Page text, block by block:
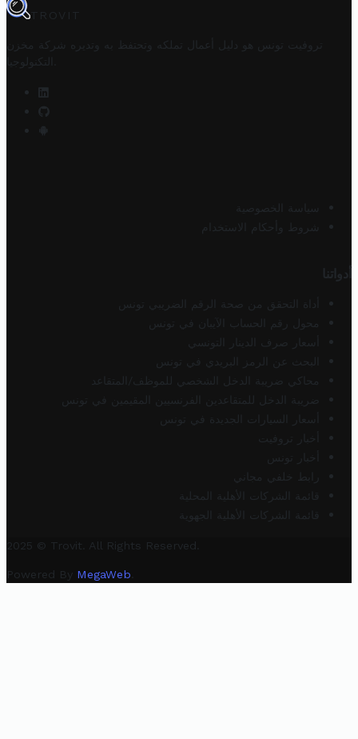
TROVIT
تروفيت تونس هو دليل أعمال تملكه وتحتفظ به وتديره
شركة مخزن
التكنولوجيا
سياسة الخصوصية
شروط وأحكام الاستخدام
أدواتنا
أداة التحقق من صحة الرقم الضريبي تونس
محول رقم الحساب الآيبان في تونس
أسعار صرف الدينار التونسي
البحث عن الرمز البريدي في تونس
محاكي ضريبة الدخل الشخصي للموظف/المتقاعد
ضريبة الدخل للمتقاعدين الفرنسيين المقيمين في تونس
أسعار السيارات الجديدة في تونس
أخبار تروفيت
أخبار تونس
رابط خلفي مجاني
قائمة الشركات الأهلية المحلية
قائمة الشركات الأهلية الجهوية
2025 © Trovit. All Rights Reserved.
Powered By MegaWeb